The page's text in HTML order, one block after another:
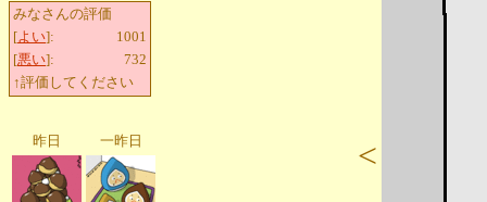
みなさんの評価
[よい]:
1001
[悪い]:
732
↑評価してください
昨日 一昨日 <